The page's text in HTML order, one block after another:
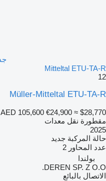
Mitteltal ETU-TA-R
12
Müller-Mitteltal ETU-TA-R
AED 105,600 €24,900 ≈ $28,770
مقطورة نقل معدات
2025
حالة المركبة جديد
عدد المحاور 2
بولندا
DEREN SP. Z O.O.
الاتصال بالبائع